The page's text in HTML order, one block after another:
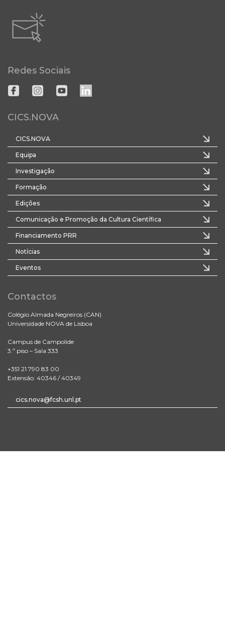
Redes Sociais
CICS.NOVA
CICS.NOVA
Equipa
Investigação
Formação
Edições
Comunicação e Promoção da Cultura Científica
Financiamento PRR
Notícias
Eventos
Contactos
Colégio Almada Negreiros (CAN)
Universidade NOVA de Lisboa
Campus de Campolide
3.º piso – Sala 333
+351 21 790 83 00
Extensão: 40346 / 40349
cics.nova@fcsh.unl.pt